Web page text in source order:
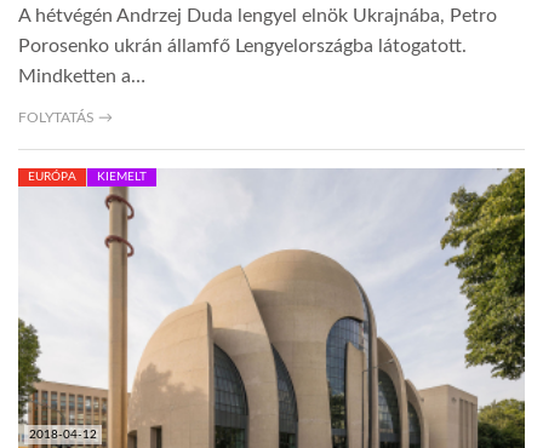
A hétvégén Andrzej Duda lengyel elnök Ukrajnába, Petro
Porosenko ukrán államfő Lengyelországba látogatott.
Mindketten a…
FOLYTATÁS →
2018-04-12
EURÓPA KIEMELT